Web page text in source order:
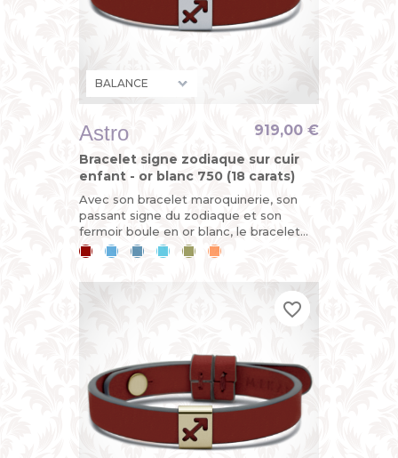
Astro
Bracelet signe zodiaque sur cuir
enfant - or blanc 750 (18 carats)
Avec son bracelet maroquinerie, son
passant signe du zodiaque et son
fermoir boule en or blanc, le bracelet
ASTRO est évolutif. Horoscope du jour :
919,00 €
CeriseBleuBleuBleuKakiMandarine
favorite_border
favorite_border
favorite_border